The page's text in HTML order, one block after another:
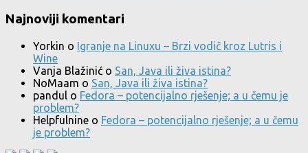
Najnoviji komentari
Yorkin o Igranje na Linuxu – Brzi vodič kroz Lutris i
Wine
Vanja Blažinić o San, Java ili živa istina?
NoMaam o San, Java ili živa istina?
pandul o Fedora – potencijalno rješenje; a u čemu je
problem?
Helpfulnine o Fedora – potencijalno rješenje; a u čemu
je problem?